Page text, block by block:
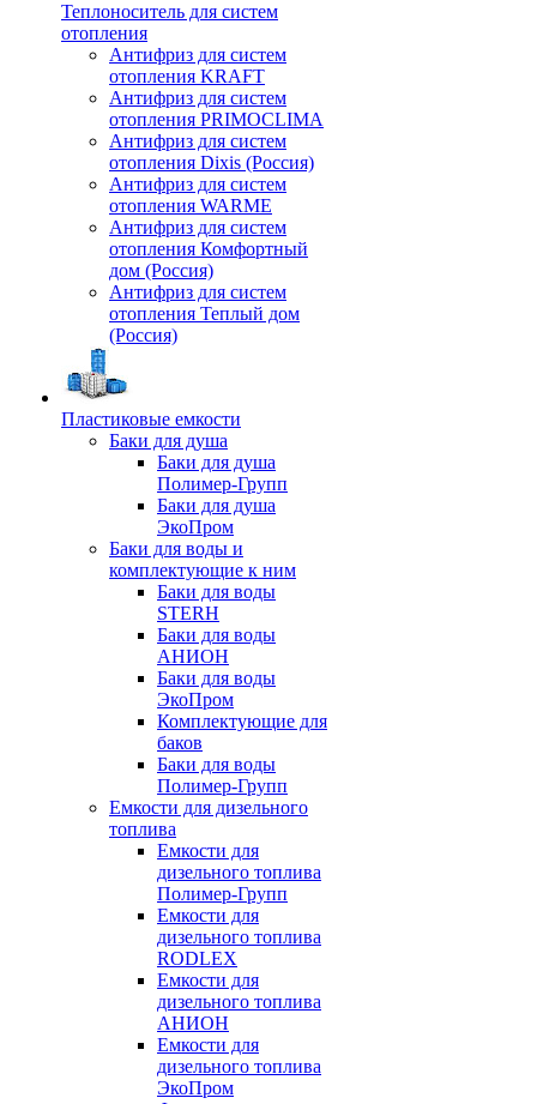
Теплоноситель для систем
отопления
Антифриз для систем
отопления KRAFT
Антифриз для систем
отопления PRIMOCLIMA
Антифриз для систем
отопления Dixis (Россия)
Антифриз для систем
отопления WARME
Антифриз для систем
отопления Комфортный
дом (Россия)
Антифриз для систем
отопления Теплый дом
(Россия)
Пластиковые емкости
Баки для душа
Баки для душа
Полимер-Групп
Баки для душа
ЭкоПром
Баки для воды и
комплектующие к ним
Баки для воды
STERH
Баки для воды
АНИОН
Баки для воды
ЭкоПром
Комплектующие для
баков
Баки для воды
Полимер-Групп
Емкости для дизельного
топлива
Емкости для
дизельного топлива
Полимер-Групп
Емкости для
дизельного топлива
RODLEX
Емкости для
дизельного топлива
АНИОН
Емкости для
дизельного топлива
ЭкоПром